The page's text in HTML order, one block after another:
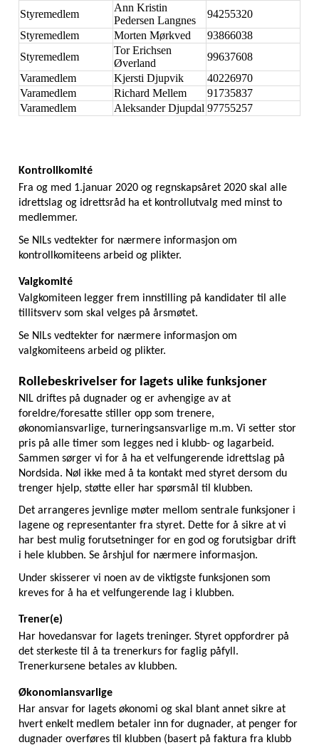
Styremedlem
Ann Kristin
Pedersen Langnes
94255320
Styremedlem
Morten Mørkved
93866038
Styremedlem
Tor Erichsen
Øverland
99637608
Varamedlem
Kjersti Djupvik
40226970
Varamedlem
Richard Mellem
91735837
Varamedlem
Aleksander Djupdal 97755257
Kontrollkomité
Fra og med 1.januar 2020 og regnskapsåret 2020 skal alle
idrettslag og idrettsråd ha et kontrollutvalg med minst to
medlemmer.
Se NILs vedtekter for nærmere informasjon om
kontrollkomiteens arbeid og plikter.
Valgkomité
Valgkomiteen legger frem innstilling på kandidater til alle
tillitsverv som skal velges på årsmøtet.
Se NILs vedtekter for nærmere informasjon om
valgkomiteens arbeid og plikter.
Rollebeskrivelser for lagets ulike funksjoner
NIL driftes på dugnader og er avhengige av at
foreldre/foresatte stiller opp som trenere,
økonomiansvarlige, turneringsansvarlige m.m. Vi setter stor
pris på alle timer som legges ned i klubb- og lagarbeid.
Sammen sørger vi for å ha et velfungerende idrettslag på
Nordsida. Nøl ikke med å ta kontakt med styret dersom du
trenger hjelp, støtte eller har spørsmål til klubben.
Det arrangeres jevnlige møter mellom sentrale funksjoner i
lagene og representanter fra styret. Dette for å sikre at vi
har best mulig forutsetninger for en god og forutsigbar drift
i hele klubben. Se årshjul for nærmere informasjon.
Under skisserer vi noen av de viktigste funksjonen som
kreves for å ha et velfungerende lag i klubben.
Trener(e)
Har hovedansvar for lagets treninger. Styret oppfordrer på
det sterkeste til å ta trenerkurs for faglig påfyll.
Trenerkursene betales av klubben.
Økonomiansvarlige
Har ansvar for lagets økonomi og skal blant annet sikre at
hvert enkelt medlem betaler inn for dugnader, at penger for
dugnader overføres til klubben (basert på faktura fra klubb